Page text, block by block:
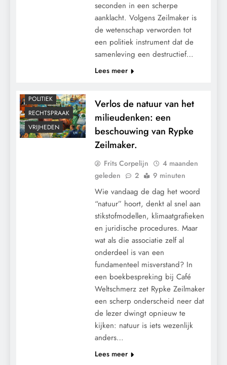
seconden in een scherpe
aanklacht. Volgens Zeilmaker is
de wetenschap verworden tot
een politiek instrument dat de
samenleving een destructief…
Lees meer
POLITIEK
RECHTSPRAAK
VRIJHEDEN
Verlos de natuur van het
milieudenken: een
beschouwing van Rypke
Zeilmaker.
Frits Corpelijn
4 maanden
geleden
2 9 minuten
Wie vandaag de dag het woord
“natuur” hoort, denkt al snel aan
stikstofmodellen, klimaatgrafieken
en juridische procedures. Maar
wat als die associatie zelf al
onderdeel is van een
fundamenteel misverstand? In
een boekbespreking bij Café
Weltschmerz zet Rypke Zeilmaker
een scherp onderscheid neer dat
de lezer dwingt opnieuw te
kijken: natuur is iets wezenlijk
anders…
Lees meer